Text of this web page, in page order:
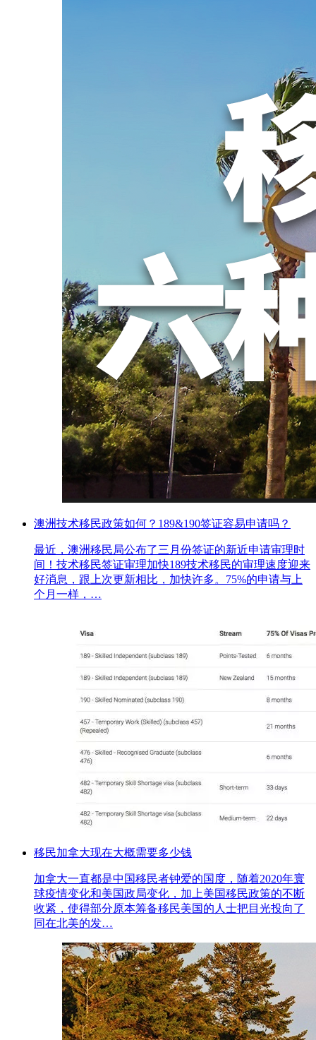
澳洲技术移民政策如何？189&190签证容易申请吗？
最近，澳洲移民局公布了三月份签证的新近申请审理时
间！技术移民签证审理加快189技术移民的审理速度迎来
好消息，跟上次更新相比，加快许多。75%的申请与上
个月一样，…
移民加拿大现在大概需要多少钱
加拿大一直都是中国移民者钟爱的国度，随着2020年寰
球疫情变化和美国政局变化，加上美国移民政策的不断
收紧，使得部分原本筹备移民美国的人士把目光投向了
同在北美的发…